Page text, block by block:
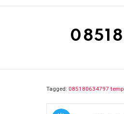
Tagged: 085180634797